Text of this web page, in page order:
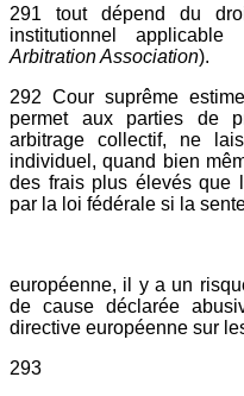
291 tout dépend du
institutionnel
Arbitration Association).
292 Cour suprême
permet aux parties de
arbitrage collectif, ne
individuel, quand bien
des frais plus élevés que
par la loi fédérale si la
européenne, il y a un
de cause déclarée
directive européenne sur
293